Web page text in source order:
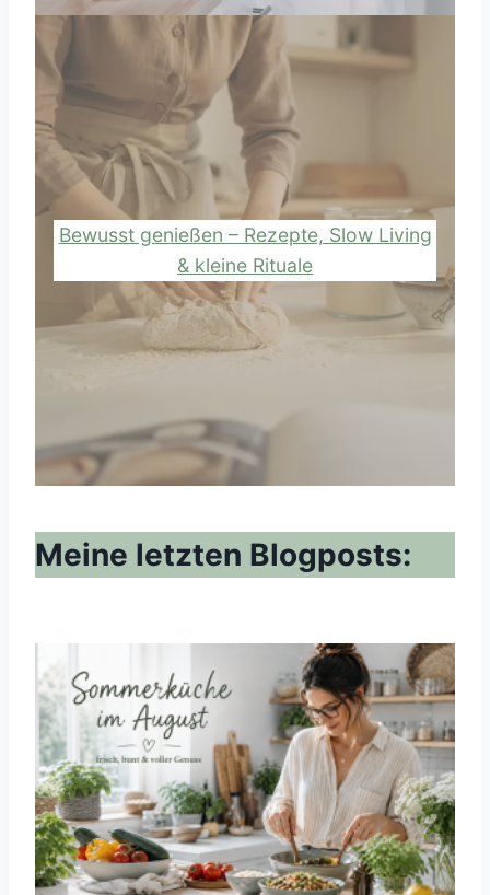
Bewusst genießen – Rezepte, Slow Living
& kleine Rituale
Meine letzten Blogposts: